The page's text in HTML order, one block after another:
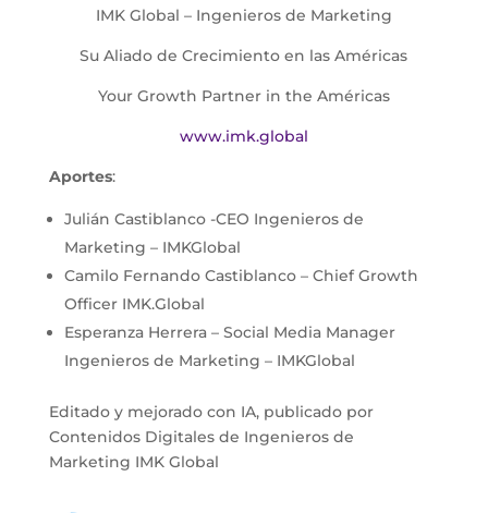
IMK Global – Ingenieros de Marketing
Su Aliado de Crecimiento en las Américas
Your Growth Partner in the Américas
www.imk.global
Aportes:
Julián Castiblanco -CEO Ingenieros de
Marketing – IMKGlobal
Camilo Fernando Castiblanco – Chief Growth
Officer IMK.Global
Esperanza Herrera – Social Media Manager
Ingenieros de Marketing – IMKGlobal
Editado y mejorado con IA, publicado por
Contenidos Digitales de Ingenieros de
Marketing IMK Global